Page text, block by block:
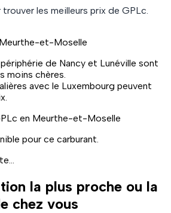
trouver les meilleurs prix de GPLc.
Meurthe-et-Moselle
de Nancy et Lunéville sont
moins chères.
avec le Luxembourg peuvent
en Meurthe-et-Moselle
pour ce carburant.
la plus proche ou la
chez vous